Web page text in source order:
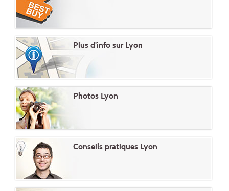
Plus d'info sur Lyon
Photos Lyon
Conseils pratiques Lyon